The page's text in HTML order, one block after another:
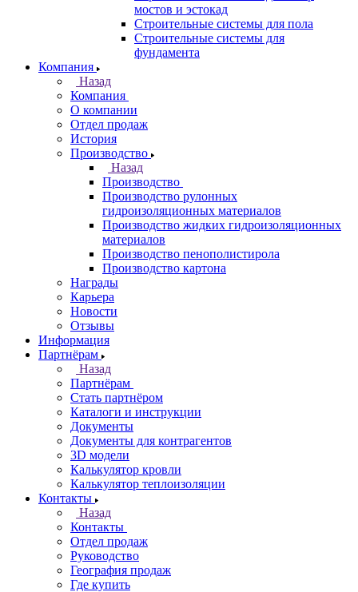
мостов и эстокад
Строительные системы для пола
Строительные системы для
фундамента
Компания
Назад
Компания
О компании
Отдел продаж
История
Производство
Назад
Производство
Производство рулонных
гидроизоляционных материалов
Производство жидких гидроизоляционных
материалов
Производство пенополистирола
Производство картона
Награды
Карьера
Новости
Отзывы
Информация
Партнёрам
Назад
Партнёрам
Стать партнёром
Каталоги и инструкции
Документы
Документы для контрагентов
3D модели
Калькулятор кровли
Калькулятор теплоизоляции
Контакты
Назад
Контакты
Отдел продаж
Руководство
География продаж
Где купить